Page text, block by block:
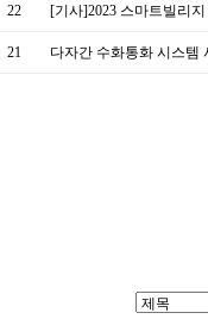
22 [기사]2023 스마트빌리
21 다자간 수화통화 시스템